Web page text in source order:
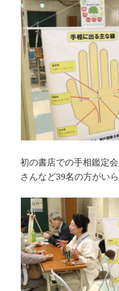
初の書店での手相鑑定
さんなど39名の方がい